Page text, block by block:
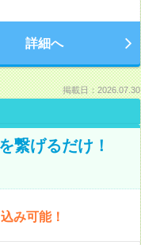
詳細へ
掲載日：2026.07.30
繋げるだけ！
み可能！